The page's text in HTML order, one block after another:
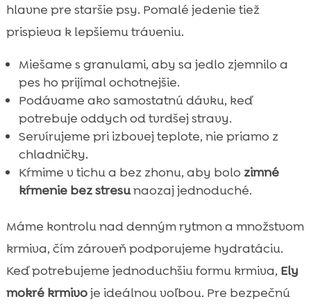
hlavne pre staršie psy. Pomalé jedenie tiež
prispieva k lepšiemu tráveniu.
Miešame s granulami, aby sa jedlo zjemnilo a
pes ho prijímal ochotnejšie.
Podávame ako samostatnú dávku, keď
potrebuje oddych od tvrdšej stravy.
Servírujeme pri izbovej teplote, nie priamo z
chladničky.
Kŕmime v tichu a bez zhonu, aby bolo zimné
kŕmenie bez stresunaozaj jednoduché.
Máme kontrolu nad denným rytmon a množstvom
krmiva, čím zároveň podporujeme hydratáciu.
Keď potrebujeme jednoduchšiu formu krmiva, Ely
mokré krmivoje ideálnou voľbou. Pre bezpečnú